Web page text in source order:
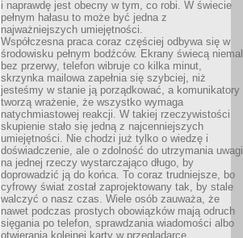
i naprawdę jest obecny w tym, co robi. W świecie
pełnym hałasu to może być jedna z
najważniejszych umiejętności.
Współczesna praca coraz częściej odbywa się w
środowisku pełnym bodźców. Ekrany świecą niemal
bez przerwy, telefon wibruje co kilka minut,
skrzynka mailowa zapełnia się szybciej, niż
jesteśmy w stanie ją porządkować, a komunikatory
tworzą wrażenie, że wszystko wymaga
natychmiastowej reakcji. W takiej rzeczywistości
skupienie stało się jedną z najcenniejszych
umiejętności. Nie chodzi już tylko o wiedzę i
doświadczenie, ale o zdolność do utrzymania uwagi
na jednej rzeczy wystarczająco długo, by
doprowadzić ją do końca. To coraz trudniejsze, bo
cyfrowy świat został zaprojektowany tak, by stale
walczyć o nasz czas. Wiele osób zauważa, że
nawet podczas prostych obowiązków mają odruch
sięgania po telefon, sprawdzania wiadomości albo
otwierania kolejnej karty w przeglądarce.